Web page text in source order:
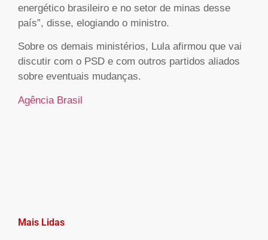
energético brasileiro e no setor de minas desse
país”, disse, elogiando o ministro.
Sobre os demais ministérios, Lula afirmou que vai
discutir com o PSD e com outros partidos aliados
sobre eventuais mudanças.
Agência Brasil
Mais Lidas